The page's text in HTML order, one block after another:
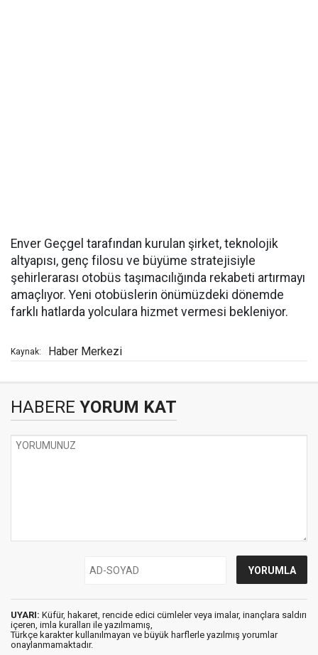
Enver Geçgel tarafından kurulan şirket, teknolojik
altyapısı, genç filosu ve büyüme stratejisiyle
şehirlerarası otobüs taşımacılığında rekabeti artırmayı
amaçlıyor. Yeni otobüslerin önümüzdeki dönemde
farklı hatlarda yolculara hizmet vermesi bekleniyor.
Kaynak: Haber Merkezi
HABERE YORUM KAT
UYARI: Küfür, hakaret, rencide edici cümleler veya imalar, inançlara saldırı
içeren, imla kuralları ile yazılmamış,
Türkçe karakter kullanılmayan ve büyük harflerle yazılmış yorumlar
onaylanmamaktadır.